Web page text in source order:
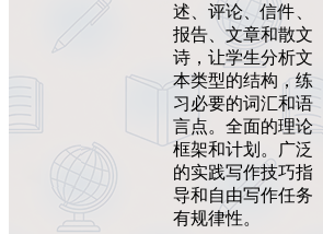
述、评论、信件、
报告、文章和散文
诗，让学生分析文
本类型的结构，练
习必要的词汇和语
言点。全面的理论
框架和计划。广泛
的实践写作技巧指
导和自由写作任务
有规律性。